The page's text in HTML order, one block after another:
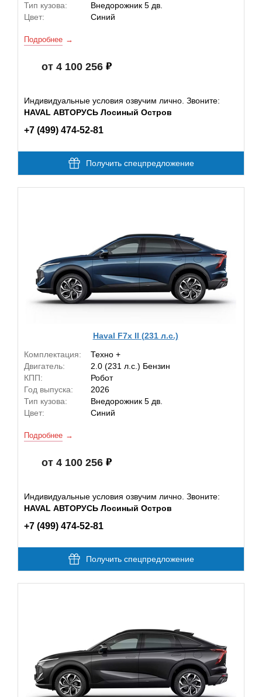
Тип кузова:
Внедорожник 5 дв.
Цвет:
Синий
Подробнее
от 4 100 256
Индивидуальные условия озвучим лично. Звоните:
HAVAL АВТОРУСЬ Лосиный Остров
+7 (499) 474-52-81
Получить спецпредложение
Haval F7x II (231 л.с.)
Комплектация:
Техно +
Двигатель:
2.0 (231 л.с.) Бензин
КПП:
Робот
Год выпуска:
2026
Тип кузова:
Внедорожник 5 дв.
Цвет:
Синий
Подробнее
от 4 100 256
Индивидуальные условия озвучим лично. Звоните:
HAVAL АВТОРУСЬ Лосиный Остров
+7 (499) 474-52-81
Получить спецпредложение